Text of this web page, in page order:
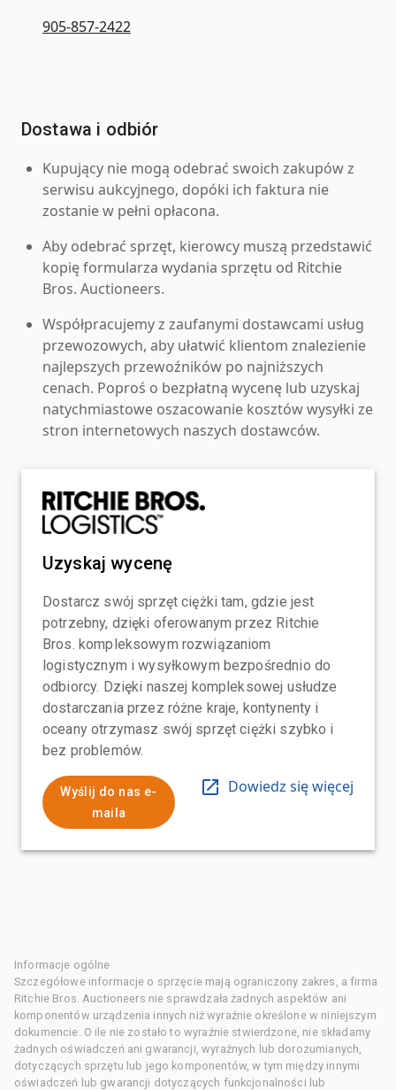
905-857-2422
Dostawa i odbiór
Kupujący nie mogą odebrać swoich zakupów z
serwisu aukcyjnego, dopóki ich faktura nie
zostanie w pełni opłacona.
Aby odebrać sprzęt, kierowcy muszą przedstawić
kopię formularza wydania sprzętu od Ritchie
Bros. Auctioneers.
Współpracujemy z zaufanymi dostawcami usług
przewozowych, aby ułatwić klientom znalezienie
najlepszych przewoźników po najniższych
cenach. Poproś o bezpłatną wycenę lub uzyskaj
natychmiastowe oszacowanie kosztów wysyłki ze
stron internetowych naszych dostawców.
Uzyskaj wycenę
Dostarcz swój sprzęt ciężki tam, gdzie jest
potrzebny, dzięki oferowanym przez Ritchie
Bros. kompleksowym rozwiązaniom
logistycznym i wysyłkowym bezpośrednio do
odbiorcy. Dzięki naszej kompleksowej usłudze
dostarczania przez różne kraje, kontynenty i
oceany otrzymasz swój sprzęt ciężki szybko i
bez problemów.
Wyślij do nas e-
maila
Dowiedz się więcej
Informacje ogólne
Szczegółowe informacje o sprzęcie mają ograniczony zakres, a firma
Ritchie Bros. Auctioneers nie sprawdzała żadnych aspektów ani
komponentów urządzenia innych niż wyraźnie określone w niniejszym
dokumencie. O ile nie zostało to wyraźnie stwierdzone, nie składamy
żadnych oświadczeń ani gwarancji, wyraźnych lub dorozumianych,
dotyczących sprzętu lub jego komponentów, w tym między innymi
oświadczeń lub gwarancji dotyczących funkcjonalności lub